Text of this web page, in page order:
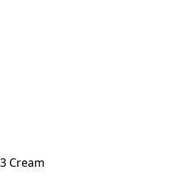
Cream